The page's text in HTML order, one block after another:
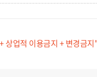
상업적 이용금지 + 변경금지"